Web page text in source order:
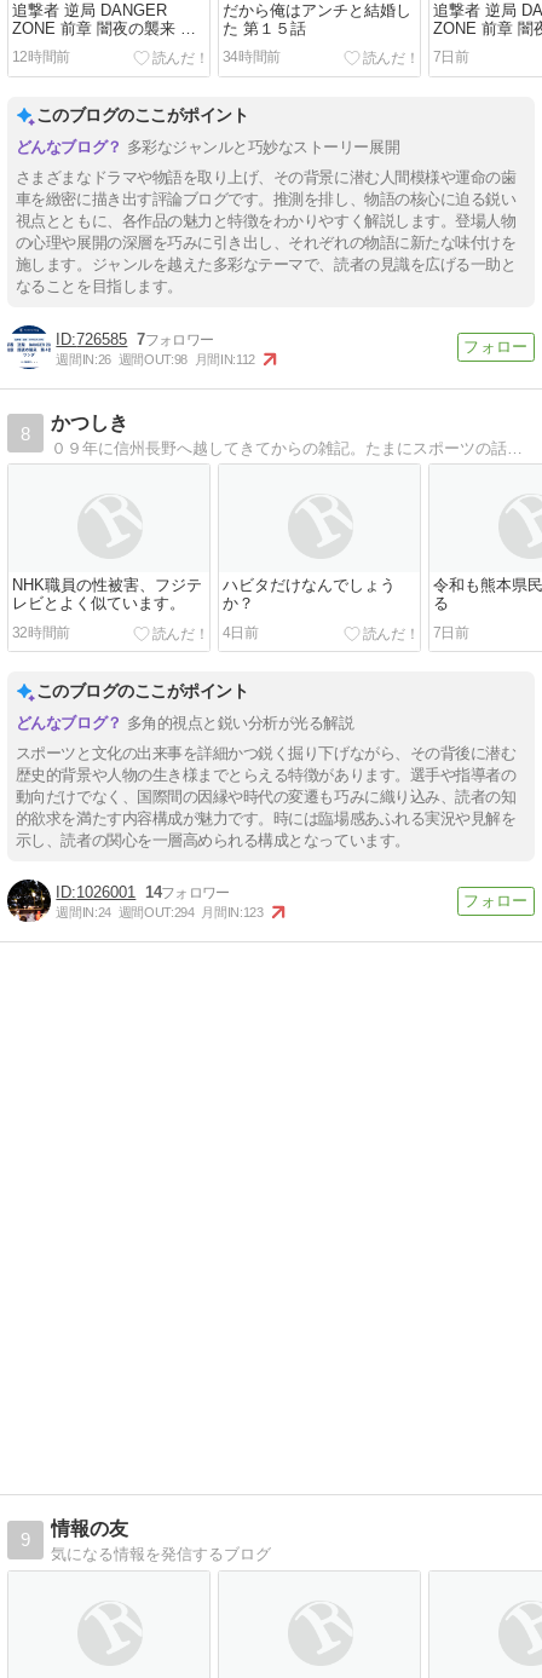
追撃者 逆局 DANGER
ZONE 前章 闇夜の襲来 第
４話 ワンダ
12時間前
だから俺はアンチと結婚し
た 第１５話
34時間前
追撃者 逆局
ZONE 前章 闇
３話 猫ちゃん
7日前
このブログのここがポイント
多彩なジャンルと巧妙なストーリー展開
さまざまなドラマや物語を取り上げ、その背景に潜む人間模様や運命の歯
車を緻密に描き出す評論ブログです。推測を排し、物語の核心に迫る鋭い
視点とともに、各作品の魅力と特徴をわかりやすく解説します。登場人物
の心理や展開の深層を巧みに引き出し、それぞれの物語に新たな味付けを
施します。ジャンルを越えた多彩なテーマで、読者の見識を広げる一助と
なることを目指します。
726585 7
週間IN:26 週間OUT:98 月間IN:112
8
かつしき
NHK職員の性被害、フジテ
レビとよく似ています。
32時間前
ハビタだけなんでしょう
か？
4日前
令和も熊本県
る
7日前
このブログのここがポイント
多角的視点と鋭い分析が光る解説
スポーツと文化の出来事を詳細かつ鋭く掘り下げながら、その背後に潜む
歴史的背景や人物の生き様までとらえる特徴があります。選手や指導者の
動向だけでなく、国際間の因縁や時代の変遷も巧みに織り込み、読者の知
的欲求を満たす内容構成が魅力です。時には臨場感あふれる実況や見解を
示し、読者の関心を一層高められる構成となっています。
1026001 14
週間IN:24 週間OUT:294 月間IN:123
9
情報の友
気になる情報を発信するブログ